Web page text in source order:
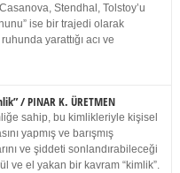
Stendhal, Tolstoy’u
ise bir trajedi olarak
yarattığı acı ve
/ PINAR K. ÜRETMEN
sahip, bu kimlikleriyle kişisel
yapmış ve barışmış
ve şiddeti sonlandırabileceği
ve el yakan bir kavram “kimlik”.